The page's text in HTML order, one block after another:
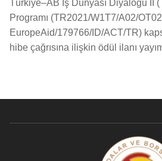
Türkiye–AB İş Dünyası Diyaloğu II
Programı (TR2021/W1T7/A02/
EuropeAid/179766/ID/ACT/TR)
hibe çağrısına ilişkin ödül ilanı